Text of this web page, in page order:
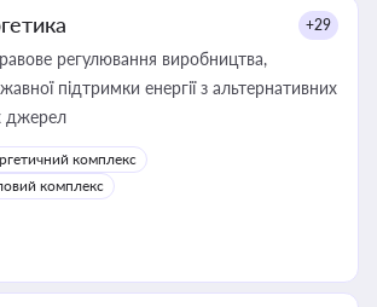
+29
регулювання виробництва,
підтримки енергії з альтернативних
джерел
комплекс
комплекс